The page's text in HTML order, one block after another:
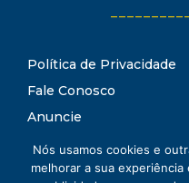
Política de Privacidade
Fale Conosco
Anuncie
Termos de Uso
Conheça oEstado
Nós usamos cookies e
melhorar a sua